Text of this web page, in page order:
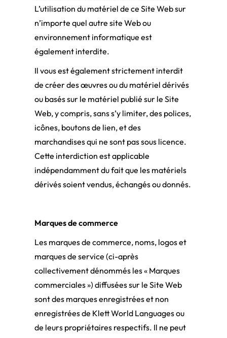
L’utilisation du matériel de ce Site Web sur
n’importe quel autre site Web ou
environnement informatique est
également interdite.
Il vous est également strictement interdit
de créer des œuvres ou du matériel dérivés
ou basés sur le matériel publié sur le Site
Web, y compris, sans s’y limiter, des polices,
icônes, boutons de lien, et des
marchandises qui ne sont pas sous licence.
Cette interdiction est applicable
indépendamment du fait que les matériels
dérivés soient vendus, échangés ou donnés.
Marques de commerce
Les marques de commerce, noms, logos et
marques de service (ci-après
collectivement dénommés les « Marques
commerciales ») diffusées sur le Site Web
sont des marques enregistrées et non
enregistrées de Klett World Languages ou
de leurs propriétaires respectifs. Il ne peut